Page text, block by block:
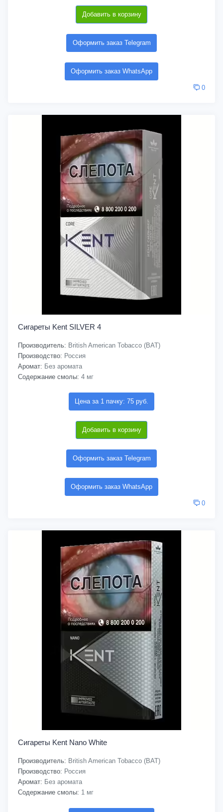
Добавить в корзину
Оформить заказ Telegram
Оформить заказ WhatsApp
0
Сигареты Kent SILVER 4
Производитель: British American Tobacco (BAT)
Производство: Россия
Аромат: Без аромата
Содержание смолы: 4 мг
Цена за 1 пачку: 75 руб.
Добавить в корзину
Оформить заказ Telegram
Оформить заказ WhatsApp
0
Сигареты Kent Nano White
Производитель: British American Tobacco (BAT)
Производство: Россия
Аромат: Без аромата
Содержание смолы: 1 мг